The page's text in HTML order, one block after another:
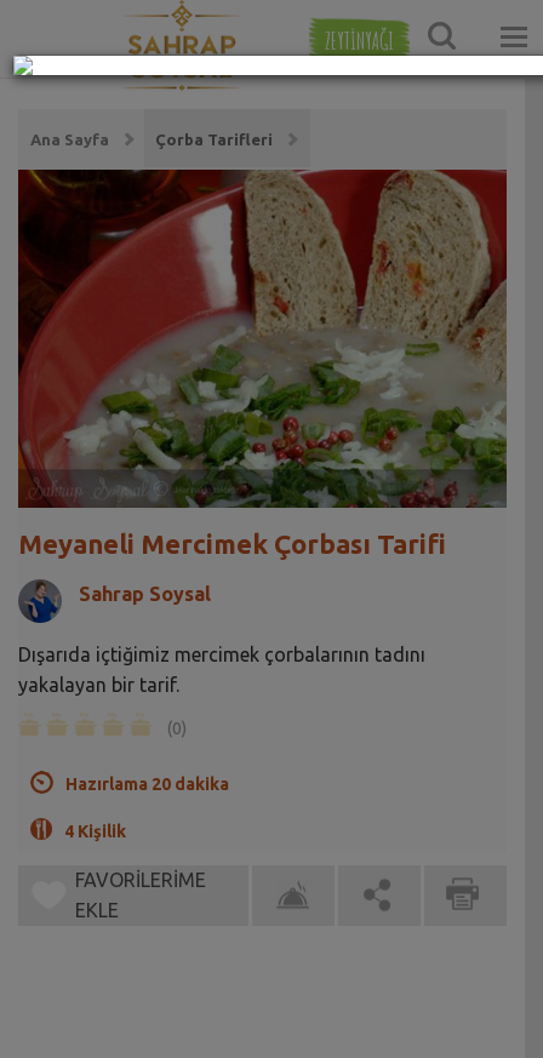
ZEYTİNYAĞI
Ana Sayfa Çorba Tarifleri
Meyaneli Mercimek Çorbası Tarifi
Sahrap Soysal
Dışarıda içtiğimiz mercimek çorbalarının tadını
yakalayan bir tarif.
(0)
Hazırlama 20 dakika
4 Kişilik
FAVORİLERİME
EKLE